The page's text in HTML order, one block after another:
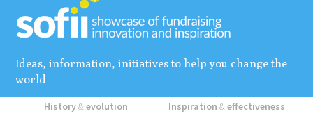
Ideas, information, initiatives to help you change the
world
History&evolution Inspiration&effectiveness